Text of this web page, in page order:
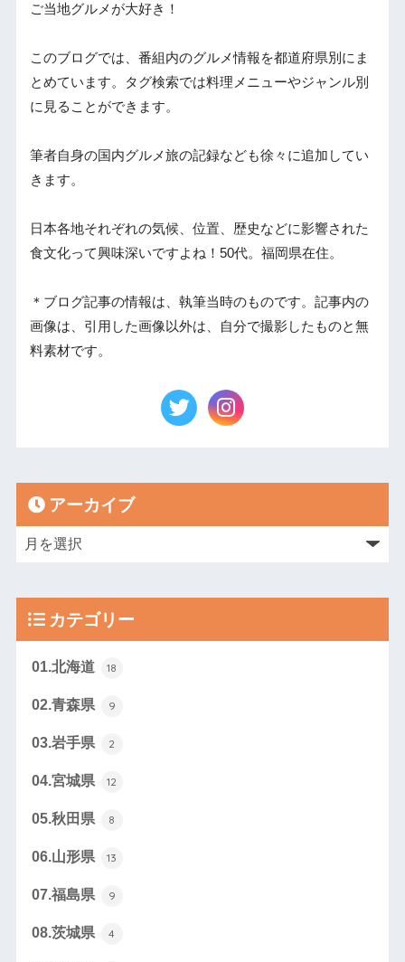
ご当地グルメが大好き！
このブログでは、番組内のグルメ情報を都道府県別にま
とめています。タグ検索では料理メニューやジャンル別
に見ることができます。
筆者自身の国内グルメ旅の記録なども徐々に追加してい
きます。
日本各地それぞれの気候、位置、歴史などに影響された
食文化って興味深いですよね！50代。福岡県在住。
＊ブログ記事の情報は、執筆当時のものです。記事内の
画像は、引用した画像以外は、自分で撮影したものと無
料素材です。
アーカイブ
カテゴリー
01.北海道 18
02.青森県 9
03.岩手県 2
04.宮城県 12
05.秋田県 8
06.山形県 13
07.福島県 9
08.茨城県 4